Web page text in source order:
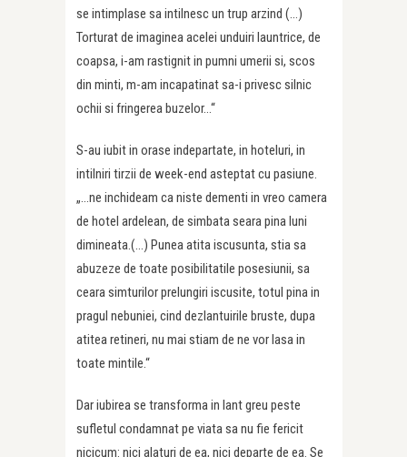
se intimplase sa intilnesc un trup arzind (…)
Torturat de imaginea acelei unduiri launtrice, de
coapsa, i-am rastignit in pumni umerii si, scos
din minti, m-am incapatinat sa-i privesc silnic
ochii si fringerea buzelor…“
S-au iubit in orase indepartate, in hoteluri, in
intilniri tirzii de week-end asteptat cu pasiune.
„…ne inchideam ca niste dementi in vreo camera
de hotel ardelean, de simbata seara pina luni
dimineata.(…) Punea atita iscusunta, stia sa
abuzeze de toate posibilitatile posesiunii, sa
ceara simturilor prelungiri iscusite, totul pina in
pragul nebuniei, cind dezlantuirile bruste, dupa
atitea retineri, nu mai stiam de ne vor lasa in
toate mintile.“
Dar iubirea se transforma in lant greu peste
sufletul condamnat pe viata sa nu fie fericit
nicicum: nici alaturi de ea, nici departe de ea. Se